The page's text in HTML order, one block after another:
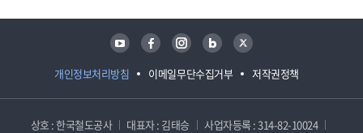
개인정보처리방침 이메일무단수집거부 저작권정책
유튜브 페이스북 인스타그램 블로그 트위터
상호 : 한국철도공사 대표자 : 김태승
사업자등록 : 314-82-10024